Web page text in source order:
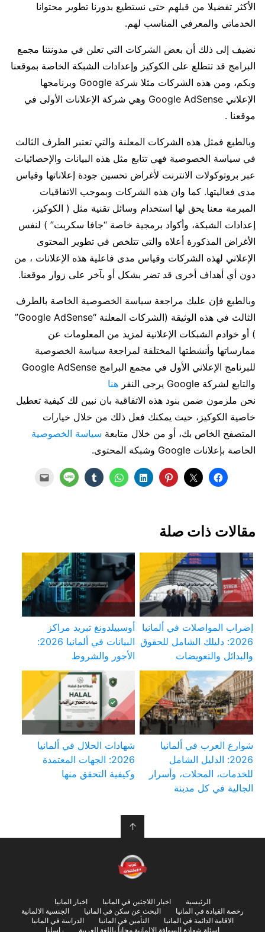
الأكثر تفضيلا من قبلهم حتى نستطيع بدورنا تطوير محتوانا
الخدماتي والمعرفي المناسب لهم.
نضيف إلى ذلك أن بعض الشركات التي تعلن في مدونتنا مجمع
البرامج قد تتطلع على الكوكيز وإعدادات الشبكة الخاصة بموقعنا
وبكم، ومن هذه الشركات مثلا شركة Google وبرنامجها
الإعلاني Google AdSense وهي شركة الإعلانات الأولى في
موقعنا .
وبالطبع فمثل هذه الشركات المعلنة والتي تعتبر الطرف الثالث
في سياسة الخصوصية فهي تتابع مثل هذه البيانات والإحصائيات
عبر بروتوكولات الانترنت لأغراض تحسين جودة إعلاناتها وقياس
مدى فعاليتها. كما وان هذه الشركات وبموجب الاتفاقيات
المبرمة معنا يحق لها استخدام وسائل تقنية مثل ( الكوكيز،
إعدادات الشبكة، وأكواد برمجية خاصة “جافا سكربت” ) لنفس
الأغراض المذكورة أعلاه والتي تتلخص في تطوير المحتوى
الإعلاني لهذه الشركات وقياس مدى فاعلية هذه الإعلانات ، من
دون أي أهداف أخرى قد تضر بشكل أو بآخر على زوار موقعنا.
وبالطبع فإن عليك مراجعة سياسة الخصوصية الخاصة بالطرف
الثالث في هذه الوثيقة (الشركات المعلنة “Google AdSense”
) أو خوادم الشبكات الإعلانية لمزيد من المعلومات عن
ممارساتها وأنشطتها المختلفة لمراجعة سياسة الخصوصية
للبرنامج الإعلاني الأول في مجمع البرامج Google AdSense
والتابع لشركة Google يرجى النقر
هنا
نحن ملزمون ضمن بنود هذه الاتفاقية بان نبين لك كيفية تعطيل
خاصية الكوكيز، حيث يمكنك فعل ذلك من خلال خيارات
المتصفح الخاص بك، أو من خلال متابعة سياسة الخصوصية
الخاصة بإعلانات Google وشبكة المحتوى.
مقالات ذات صلة
إضراب المواصلات في ألمانيا
2026: دليلك الشامل للحقوق
والبدائل والتعويضات
أوسبيلدونغ تبريد مراكز
البيانات في ألمانيا 2026:
الأجور والشروط
شوارع العرب في ألمانيا
2026: الدليل الشامل
للخدمات، المحلات، وأسرار
الجالية في كل مدينة
شهادات الحلال في ألمانيا
2026: الجهات المعتمدة
وكيفية التحقق منها
↑
الرئيسية اخبار اللاجئين في المانيا
اخبار المانيا
رخصة القيادة في المانيا
البحث عن سكن في المانيا
الجنسية الالمانية
الاقامة الدائمة في المانيا
التأمين في المانيا
الدراسة في المانيا
اسئلة شهادة السواقة الالمانية مجاناً باللغة العربية
راسلنا